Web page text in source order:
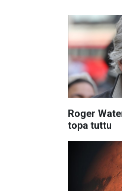
Roger
topa tuttu